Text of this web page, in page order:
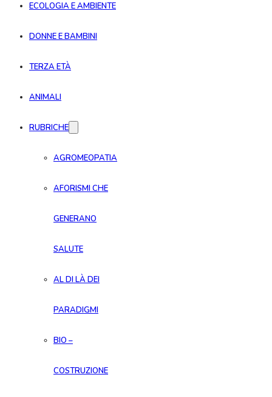
ECOLOGIA E AMBIENTE
DONNE E BAMBINI
TERZA ETÀ
ANIMALI
RUBRICHE
AGROMEOPATIA
AFORISMI CHE
GENERANO
SALUTE
AL DI LÀ DEI
PARADIGMI
BIO –
COSTRUZIONE